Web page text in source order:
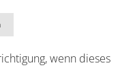
wenn dieses